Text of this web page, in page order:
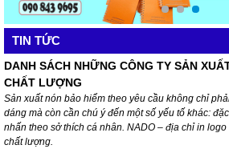
TIN TỨC
DANH SÁCH NHỮNG CÔNG TY SẢN
CHẤT LƯỢNG
Sản xuất nón bảo hiểm theo yêu cầu không chỉ
dáng mà còn cần chú ý đến một số yếu tố khác:
nhấn theo sở thích cá nhân. NADO – địa chỉ in
chất lượng.